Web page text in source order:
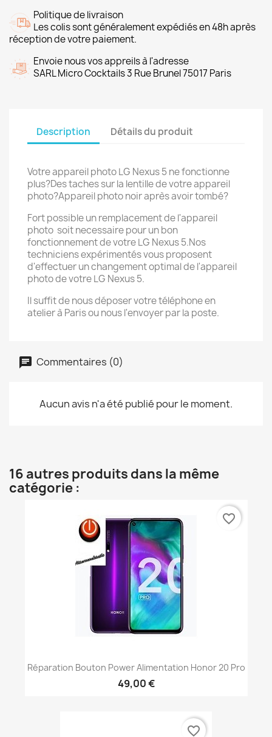
Politique de livraison
Les colis sont généralement expédiés en 48h après
réception de votre paiement.
Envoie nous vos appreils à l'adresse
SARL Micro Cocktails 3 Rue Brunel 75017 Paris
Description Détails du produit
Votre appareil photo LG Nexus 5 ne fonctionne
plus?Des taches sur la lentille de votre appareil
photo?Appareil photo noir après avoir tombé?
Fort possible un remplacement de l'appareil
photo soit necessaire pour un bon
fonctionnement de votre LG Nexus 5.Nos
techniciens expérimentés vous proposent
d'effectuer un changement optimal de l'appareil
photo de votre LG Nexus 5.
Il suffit de nous déposer votre téléphone en
atelier à Paris ou nous l'envoyer par la poste.
Commentaires (0)
Aucun avis n'a été publié pour le moment.
16 autres produits dans la même
catégorie :
Réparation Bouton Power Alimentation Honor 20 Pro
49,00 €
favorite_border
favorite_border